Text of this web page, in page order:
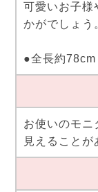
可愛いお子様
かがでしょう
●全長約78cm
お使いのモニ
見えることが